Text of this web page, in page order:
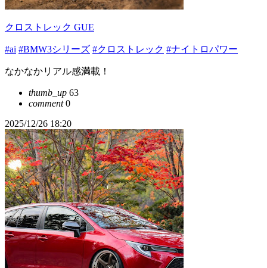
クロストレック GUE
#ai #BMW3シリーズ #クロストレック #ナイトロパワー
なかなかリアル感満載！
thumb_up 63
comment0
2025/12/26 18:20